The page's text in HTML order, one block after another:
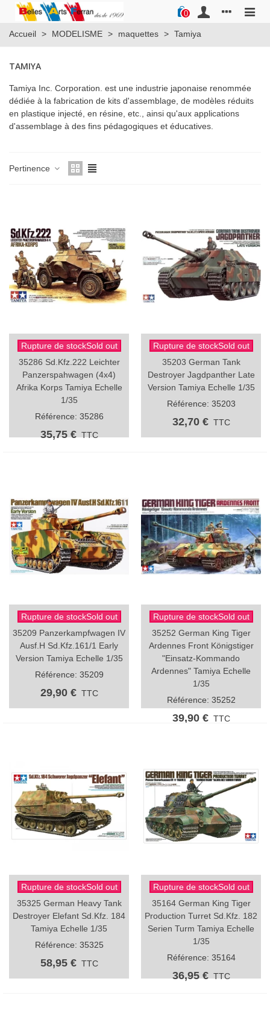
0
Accueil > MODELISME > maquettes > Tamiya
TAMIYA
Tamiya Inc. Corporation. est une industrie japonaise renommée
dédiée à la fabrication de kits d'assemblage, de modèles réduits
en plastique injecté, en résine, etc., ainsi qu'aux applications
d'assemblage à des fins pédagogiques et éducatives.
Pertinence
Rupture de stockSold out
35286 Sd.Kfz.222 Leichter
Panzerspahwagen (4x4)
Afrika Korps Tamiya Echelle
1/35
Référence: 35286
35,75 € TTC
Rupture de stockSold out
35203 German Tank
Destroyer Jagdpanther Late
Version Tamiya Echelle 1/35
Référence: 35203
32,70 € TTC
Rupture de stockSold out
35209 Panzerkampfwagen IV
Ausf.H Sd.Kfz.161/1 Early
Version Tamiya Echelle 1/35
Référence: 35209
29,90 € TTC
Rupture de stockSold out
35252 German King Tiger
Ardennes Front Königstiger
"Einsatz-Kommando
Ardennes" Tamiya Echelle
1/35
Référence: 35252
39,90 € TTC
Rupture de stockSold out
35325 German Heavy Tank
Destroyer Elefant Sd.Kfz. 184
Tamiya Echelle 1/35
Référence: 35325
58,95 € TTC
Rupture de stockSold out
35164 German King Tiger
Production Turret Sd.Kfz. 182
Serien Turm Tamiya Echelle
1/35
Référence: 35164
36,95 € TTC